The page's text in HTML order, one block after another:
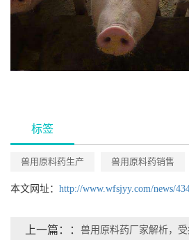
标签
兽用原料药生产 兽用原料药销售
本文网址： http://www.wfsjyy.com/news/
上一篇：